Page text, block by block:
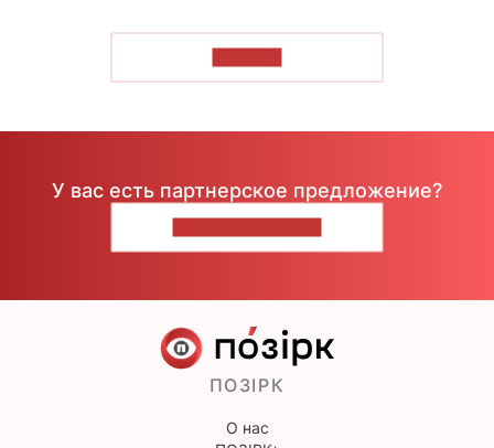
У вас есть партнерское предложение?
ПОЗІРК
О нас